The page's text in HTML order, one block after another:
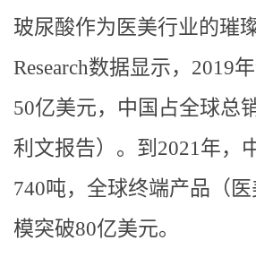
玻尿酸作为医美行业的璀
Research数据显示，2019
50亿美元，中国占全球总
利文报告）。到2021年，
740吨，全球终端产品（
模突破80亿美元。